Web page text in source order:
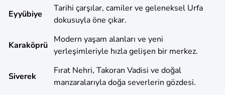
Eyyübiye
Tarihi çarşılar, camiler ve geleneksel Urfa
dokusuyla öne çıkar.
Karaköprü
Modern yaşam alanları ve yeni
yerleşimleriyle hızla gelişen bir merkez.
Siverek
Fırat Nehri, Takoran Vadisi ve doğal
manzaralarıyla doğa severlerin gözdesi.